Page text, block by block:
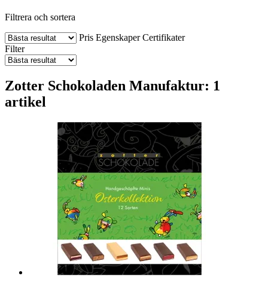
Filtrera och sortera
Pris Egenskaper Certifikater
Filter
Zotter Schokoladen Manufaktur: 1
artikel